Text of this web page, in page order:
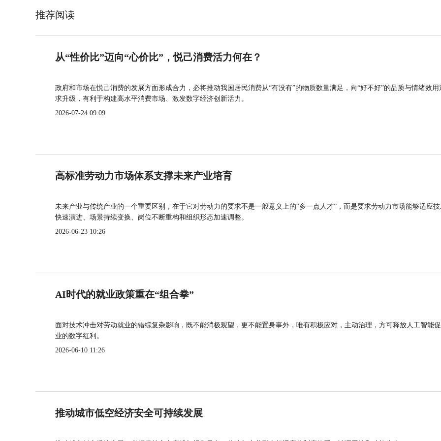
推荐阅读
从“性价比”迈向“心价比”，悦己消费活力何在？
政府和市场在悦己消费的发展方面形成合力，必将推动我国居民消费从“有没有”的物质数量满足，向“好不好”的品质与情绪效用
求升级，有利于构建高水平消费市场、激发数字经济创新活力。
2026-07-24 09:09
高标准劳动力市场体系支撑未来产业培育
未来产业与传统产业的一个重要区别，在于它对劳动力的要求不是一般意义上的“多一点人才”，而是要求劳动力市场能够适应
快速演进、场景持续变换、岗位不断重构和组织形态加速调整。
2026-06-23 10:26
AI时代的就业政策重在“组合拳”
面对技术冲击对劳动就业的错综复杂影响，既不能消极观望，更不能置身事外，唯有积极应对，主动治理，方可释放人工智能
业的数字红利。
2026-06-10 11:26
推动城市低空经济安全可持续发展